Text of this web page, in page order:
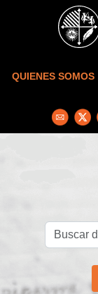
Skip to main content
QUIENES SOMOS